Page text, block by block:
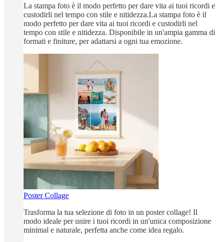
La stampa foto è il modo perfetto per dare vita ai tuoi ricordi e
custodirli nel tempo con stile e nitidezza.La stampa foto è il
modo perfetto per dare vita ai tuoi ricordi e custodirli nel
tempo con stile e nitidezza. Disponibile in un'ampia gamma di
formati e finiture, per adattarsi a ogni tua emozione.
Poster Collage
Trasforma la tua selezione di foto in un poster collage! Il
modo ideale per unire i tuoi ricordi in un'unica composizione
minimal e naturale, perfetta anche come idea regalo.